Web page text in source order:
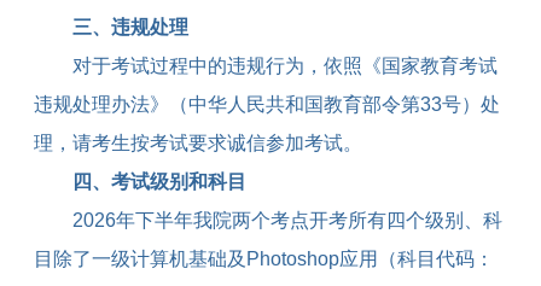
三、违规处理
对于考试过程中的违规行为，依照《国家教育考试
违规处理办法》（中华人民共和国教育部令第33号）处
理，请考生按考试要求诚信参加考试。
四、考试级别和科目
2026年下半年我院两个考点开考所有四个级别、科
目除了一级计算机基础及 Photoshop应用（科目代码：